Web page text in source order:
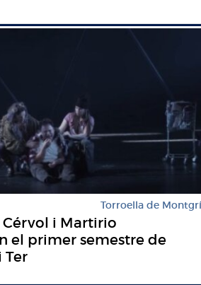
Torroella de Montgrí
Cérvol i Martirio
el primer semestre de
Ter